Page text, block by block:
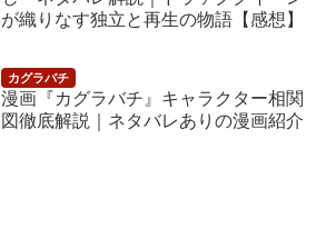
が織りなす独立と再生の物語【感想】
漫画『カグラバチ』キャラクター相関
図徹底解説｜ネタバレありの漫画紹介